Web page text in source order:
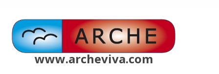
www.archeviva.com